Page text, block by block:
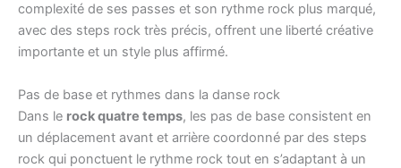
complexité de ses passes et son rythme rock plus marqué,
avec des steps rock très précis, offrent une liberté créative
importante et un style plus affirmé.
Pas de base et rythmes dans la danse rock
Dans le rock quatre temps, les pas de base consistent en
un déplacement avant et arrière coordonné par des steps
rock qui ponctuent le rythme rock tout en s’adaptant à un